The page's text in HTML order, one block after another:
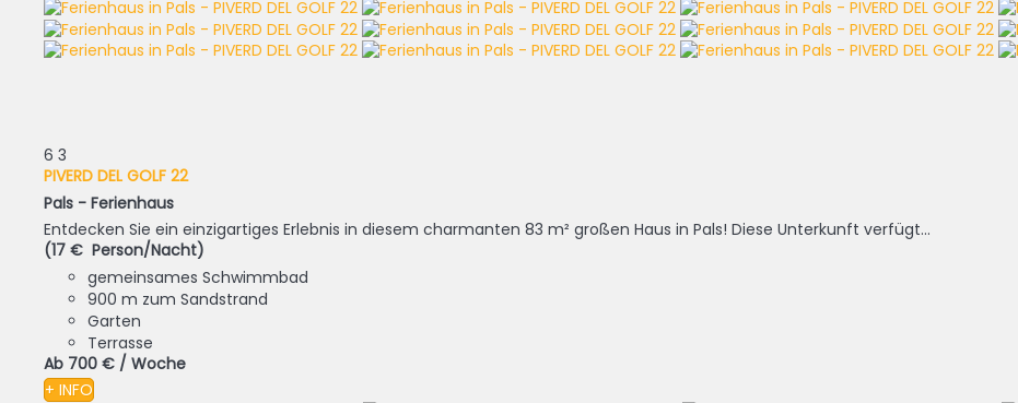
6 3
PIVERD DEL GOLF 22
Pals - Ferienhaus
Entdecken Sie ein einzigartiges Erlebnis in diesem charmanten 83 m² großen Haus in Pals! Diese Unterkunft verfügt...
(17 € Person/Nacht)
gemeinsames Schwimmbad
900 m zum Sandstrand
Garten
Terrasse
Ab 700 € / Woche
+ INFO